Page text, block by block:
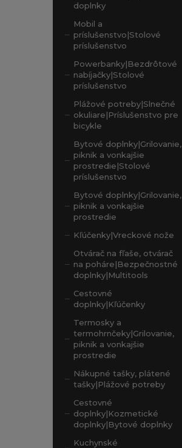
doplnky
Mobil a
príslušenstvo|Stolové
príslušenstvo
Powerbanky|Bezdrôtové
nabíjačky|Stolové
príslušenstvo
Plážové potreby|Slnečné
okuliare|Príslušenstvo pre
bicykle
Bytové doplnky|Grilovanie,
piknik a vonkajšie
prostredie|Stolové
príslušenstvo
Bytové doplnky|Grilovanie,
piknik a vonkajšie
prostredie
Kľúčenky|Vreckové nože
Otvárač na fľaše, otvárač
na poháre|Bezpečnostné
doplnky|Multitools
Cestovné
doplnky|Kľúčenky
Termosky a
termohrnčeky|Grilovanie,
piknik a vonkajšie
prostredie
Nákupné tašky, plátené
tašky|Plážové potreby
Cestovné
doplnky|Kozmetické
doplnky|Bytové doplnky
Kuchynské